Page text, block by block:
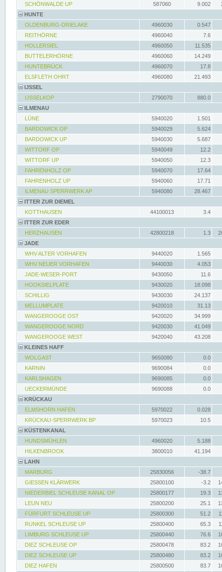
SCHÖNWALDE UP
587060 9.002
HUNTE
OLDENBURG-DRIELAKE
4960030
0.547
REITHÖRNE
4960040
7.6
HOLLERSIEL
4960050
11.535
BUTTELERHÖRNE
4960060
14.249
HUNTEBRÜCK
4960070
17.8
ELSFLETH OHRT
4960080
21.493
IJSSEL
IJSSELKOP
2790070
880.0
ILMENAU
LÜNE
5940020
1.501
BARDOWICK OP
5940029
5.624
BARDOWICK UP
5940030
5.687
WITTORF OP
5940049
12.2
WITTORF UP
5940050
12.3
FAHRENHOLZ OP
5940070
17.64
FAHRENHOLZ UP
5940060
17.71
ILMENAU SPERRWERK AP
5940080
28.467
ITTER ZUR DIEMEL
KOTTHAUSEN
44100013
3.4
ITTER ZUR EDER
HERZHAUSEN
42800218 1.3
JADE
WHV ALTER VORHAFEN
9440020
1.565
WHV NEUER VORHAFEN
9440030
4.053
JADE-WESER-PORT
9430050
11.6
HOOKSIELPLATE
9430020
18.098
SCHILLIG
9430030
24.137
MELLUMPLATE
9420010
31.13
WANGEROOGE OST
9420020
34.999
WANGEROOGE NORD
9420030
41.049
WANGEROOGE WEST
9420040
43.208
KLEINES HAFF
WOLGAST
9650080
0.0
KARNIN
9690084
0.0
KARLSHAGEN
9690085
0.0
UECKERMÜNDE
9690088
0.0
KRÜCKAU
ELMSHORN HAFEN
5970022
0.028
KRÜCKAU-SPERRWERK BP
5970023
10.5
KÜSTENKANAL
HUNDSMÜHLEN
4960020
5.188
HILKENBROOK
3800010
41.194
LAHN
MARBURG
25830056
-38.7
GIESSEN KLÄRWERK
25800100 -3.2
NIEDERBIEL SCHLEUSE KANAL OP
25800177 19.3
LEUN NEU
25800200 25.1
FÜRFURT SCHLEUSE UP
25800300 51.2
RUNKEL SCHLEUSE UP
25800400 65.3
LIMBURG SCHLEUSE UP
25800440 76.6
DIEZ SCHLEUSE OP
25800478 83.2
DIEZ SCHLEUSE UP
25800480 83.2
DIEZ HAFEN
25800500 83.7